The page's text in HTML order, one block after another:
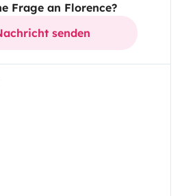
Frage an Florence?
senden